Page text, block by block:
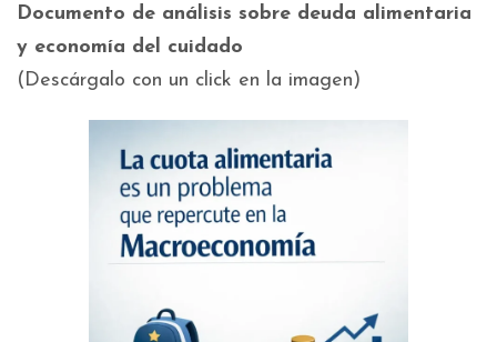
Documento de análisis sobre deuda alimentaria
y economía del cuidado
(Descárgalo con un click en la imagen)